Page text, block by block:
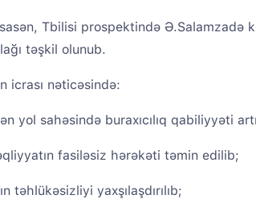
Tbilisi prospektində Ə.Salamzadə
təşkil olunub.
icrası nəticəsində:
yol sahəsində buraxıcılıq qabiliyyəti
fasiləsiz hərəkəti təmin edilib;
təhlükəsizliyi yaxşılaşdırılıb;